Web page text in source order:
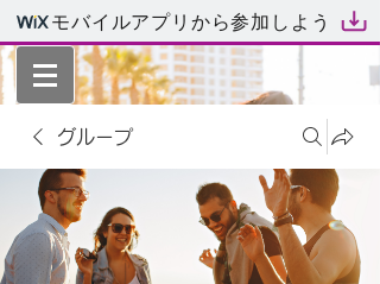
モバイルアプリから参加しよう
グループ